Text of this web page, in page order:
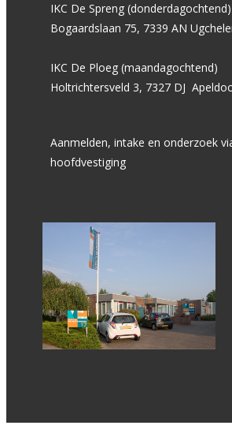
IKC De Spreng (donderdagochtend)
Bogaardslaan 75, 7339 AN
IKC De Ploeg (maandagochtend)
Holtrichtersveld 3, 7327 DJ
Aanmelden, intake en onderzoek
hoofdvestiging